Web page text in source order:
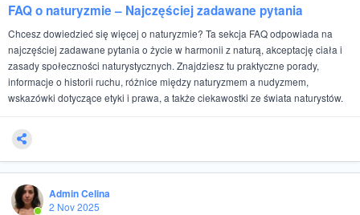
FAQ o naturyzmie – Najczęściej zadawane pytania
Chcesz dowiedzieć się więcej o naturyzmie? Ta sekcja FAQ odpowiada na
najczęściej zadawane pytania o życie w harmonii z naturą, akceptację ciała i
zasady społeczności naturystycznych. Znajdziesz tu praktyczne porady,
informacje o historii ruchu, różnice między naturyzmem a nudyzmem,
wskazówki dotyczące etyki i prawa, a także ciekawostki ze świata naturystów.
Admin Celina
2 Nov 2025